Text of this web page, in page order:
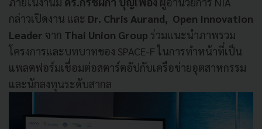
กล่าวเปิดงาน และ Dr. Chris Aurand, Open Innovation
Leader จาก Thai Union Group ร่วมแนะนำภาพรวม
โครงการและบทบาทของ SPACE-F ในการทำหน้าที่เป็น
แพลตฟอร์มเชื่อมต่อสตาร์ตอัปกับเครือข่ายอุตสาหกรรม
และนักลงทุนระดับสากล